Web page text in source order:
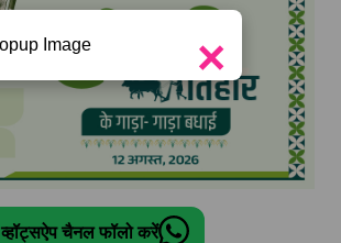
×
व्हॉट्सऐप चैनल फॉलो करें